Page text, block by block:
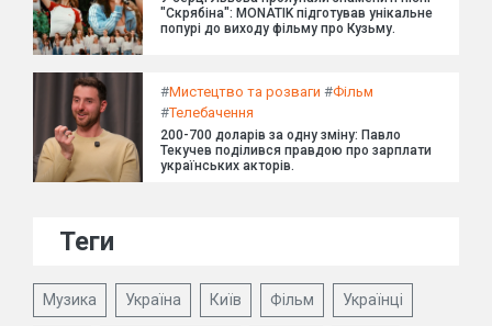
"Скрябіна": MONATIK підготував унікальне
попурі до виходу фільму про Кузьму.
#Мистецтво та розваги #Фільм
#Телебачення
200-700 доларів за одну зміну: Павло
Текучев поділився правдою про зарплати
українських акторів.
Теги
Музика Україна Київ Фільм Українці